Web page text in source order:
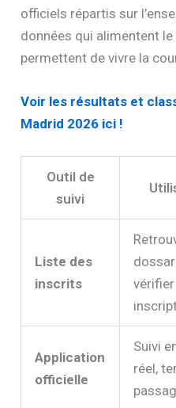
officiels répartis sur
données qui alimentent
permettent de vivre la
Voir les résultats et
Madrid 2026 ici !
Outil de
suivi
Liste des
inscrits
Application
officielle
Suivi
réel,